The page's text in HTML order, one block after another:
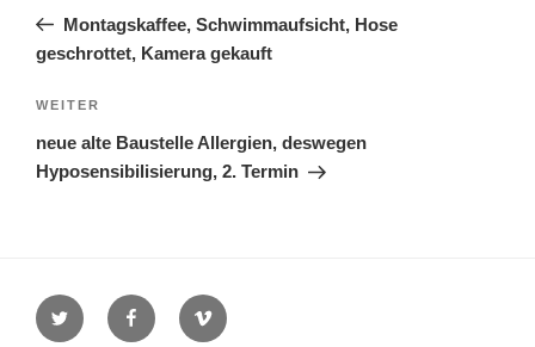
BeitragMontagskaffee, Schwimmaufsicht, Hose
geschrottet, Kamera gekauft
Nächster
Beitrag
WEITER
neue alte Baustelle Allergien, deswegen
Hyposensibilisierung, 2. Termin
Twitter FacebookVimeo